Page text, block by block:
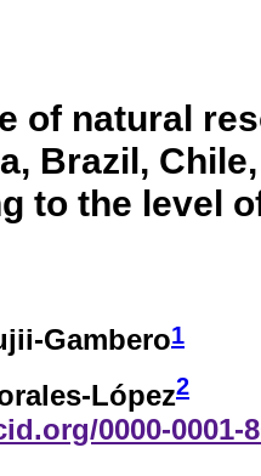
of natural
Brazil,
to the level
Gambero1
López2
0000-0001-